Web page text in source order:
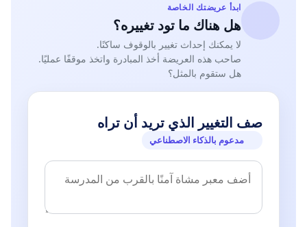
ابدأ عريضتك الخاصة
هل هناك ما تود تغييره؟
لا يمكنك إحداث تغيير بالوقوف ساكنًا.
صاحب هذه العريضة أخذ المبادرة واتخذ موقفًا عمليًا.
هل ستقوم بالمثل؟
صف التغيير الذي تريد أن تراه
مدعوم بالذكاء الاصطناعي